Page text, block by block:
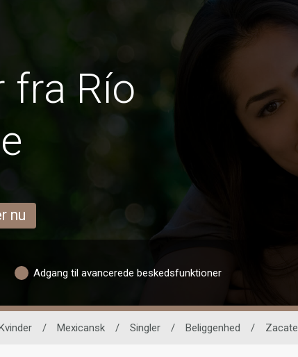
fra Río
nu
Adgang til avancerede beskedsfunktioner
/ Mexicansk / Singler / Beliggenhed /